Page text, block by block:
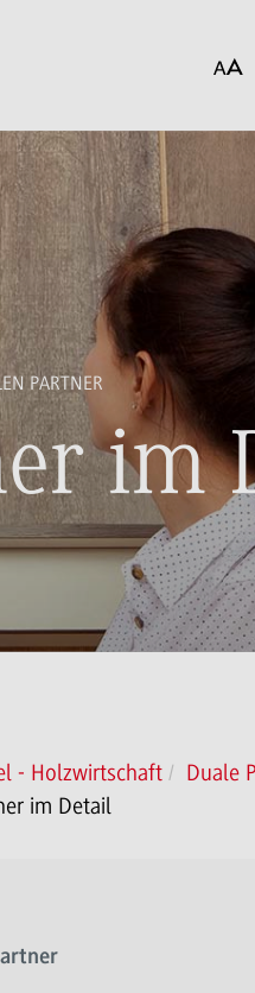
PARTNER
im
- Holzwirtschaft Duale
im Detail